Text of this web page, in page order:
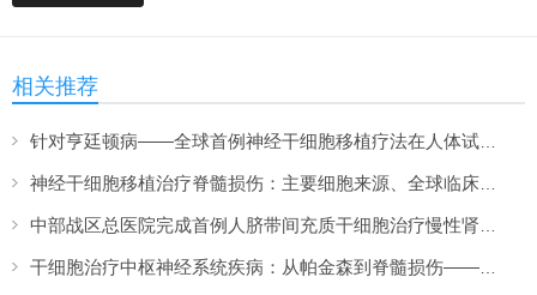
相关推荐
针对亨廷顿病——全球首例神经干细胞移植疗法在人体试验中完成给药
神经干细胞移植治疗脊髓损伤：主要细胞来源、全球临床现状与破局策略
中部战区总医院完成首例人脐带间充质干细胞治疗慢性肾脏病，临床招募开启
干细胞治疗中枢神经系统疾病：从帕金森到脊髓损伤——2026年临床进展综述